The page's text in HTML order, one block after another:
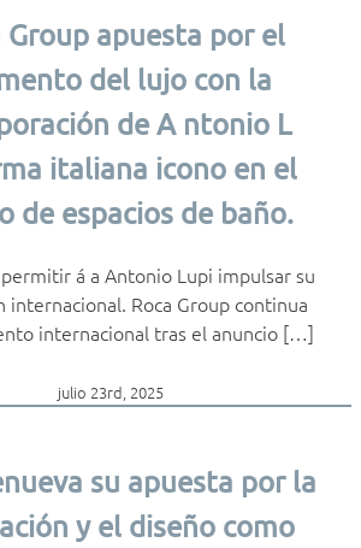
Group apuesta por el
del lujo con la
de A ntonio L
italiana icono en el
de espacios de baño.
á a Antonio Lupi impulsar su
internacional. Roca Group continua
internacional tras el anuncio […]
julio 23rd, 2025
su apuesta por la
y el diseño como